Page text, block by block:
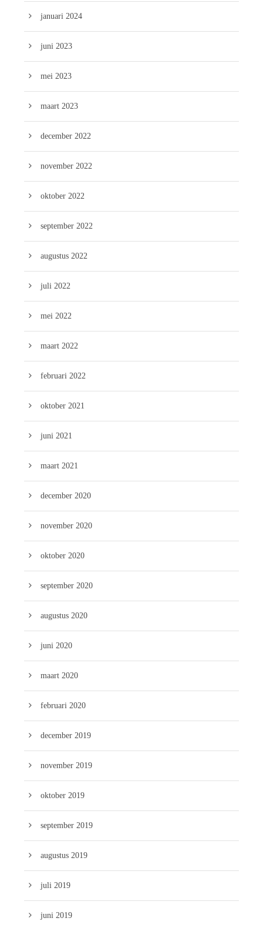
januari 2024
juni 2023
mei 2023
maart 2023
december 2022
november 2022
oktober 2022
september 2022
augustus 2022
juli 2022
mei 2022
maart 2022
februari 2022
oktober 2021
juni 2021
maart 2021
december 2020
november 2020
oktober 2020
september 2020
augustus 2020
juni 2020
maart 2020
februari 2020
december 2019
november 2019
oktober 2019
september 2019
augustus 2019
juli 2019
juni 2019